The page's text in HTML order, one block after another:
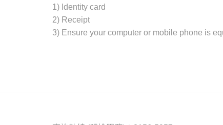
1) Identity card
2) Receipt
3) Ensure your computer or mobile phone is